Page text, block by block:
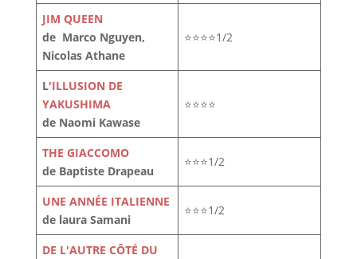
JIM QUEEN
de Marco Nguyen,
Nicolas Athane
⭐⭐⭐⭐1/2
L'ILLUSION DE
YAKUSHIMA
de Naomi Kawase
⭐⭐⭐⭐
THE GIACCOMO
de Baptiste Drapeau
⭐⭐⭐1/2
UNE ANNÉE ITALIENNE
de laura Samani
⭐⭐⭐1/2
DE L'AUTRE CÔTÉ DU